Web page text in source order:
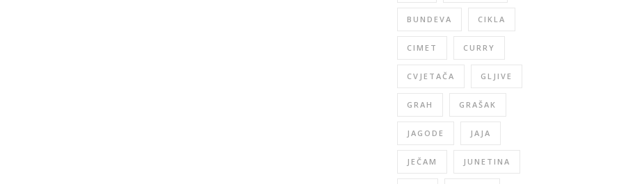
BUNDEVA CIKLA
CIMET CURRY
CVJETAČA GLJIVE
GRAH GRAŠAK
JAGODE JAJA
JEČAM JUNETINA